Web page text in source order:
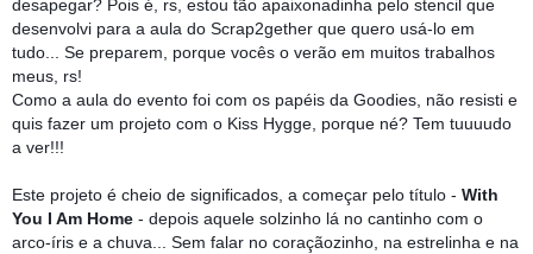
desapegar? Pois é, rs, estou tão apaixonadinha pelo stencil que
desenvolvi para a aula do Scrap2gether que quero usá-lo em
tudo... Se preparem, porque vocês o verão em muitos trabalhos
meus, rs!
Como a aula do evento foi com os papéis da Goodies, não resisti e
quis fazer um projeto com o Kiss Hygge, porque né? Tem tuuuudo
a ver!!!
Este projeto é cheio de significados, a começar pelo título - With
You I Am Home - depois aquele solzinho lá no cantinho com o
arco-íris e a chuva... Sem falar no coraçãozinho, na estrelinha e na